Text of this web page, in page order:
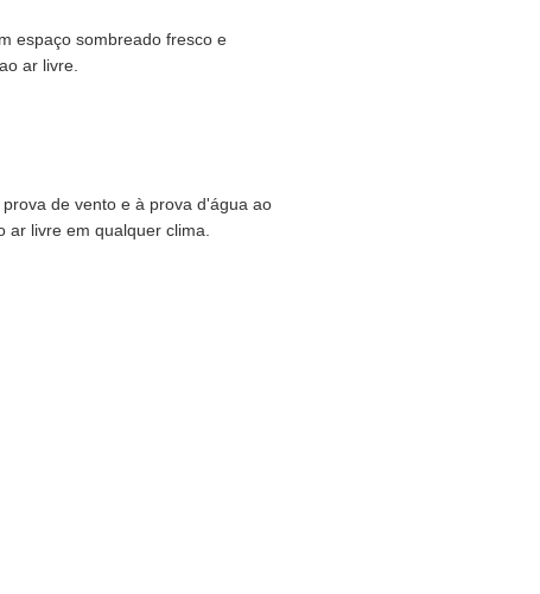
espaço sombreado fresco e
ar livre.
de vento e à prova d'água ao
ar livre em qualquer clima.